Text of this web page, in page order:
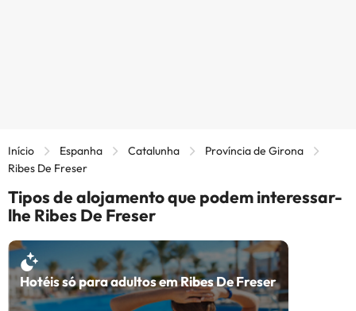
Início Espanha Catalunha
Província de Girona
Ribes De Freser
Tipos de alojamento que podem interessar-
lhe Ribes De Freser
Hotéis só para adultos em Ribes De Freser